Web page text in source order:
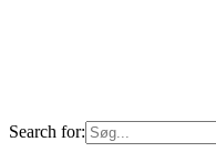
Search for: